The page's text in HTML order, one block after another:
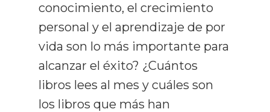
conocimiento, el crecimiento
personal y el aprendizaje de por
vida son lo más importante para
alcanzar el éxito? ¿Cuántos
libros lees al mes y cuáles son
los libros que más han